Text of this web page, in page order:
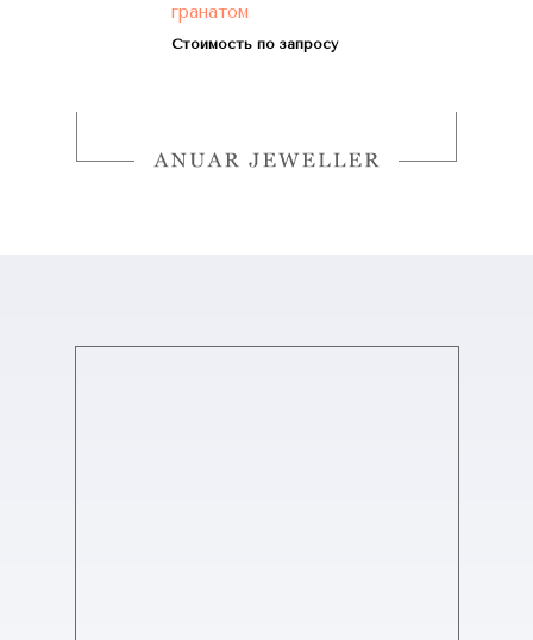
гранатом
Стоимость по запросу